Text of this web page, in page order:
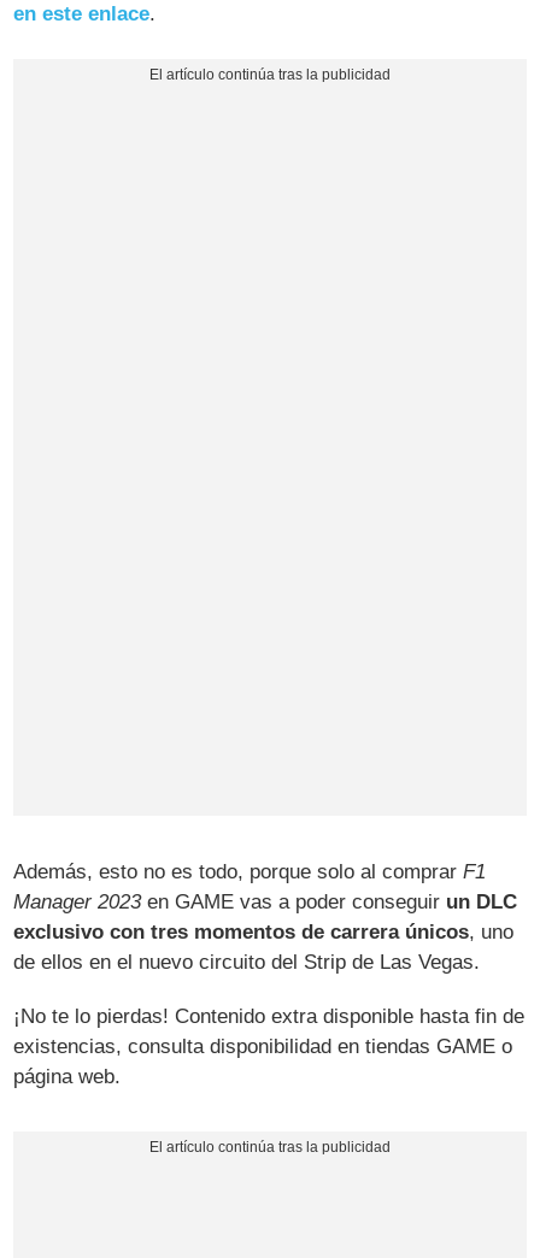
en este enlace.
Además, esto no es todo, porque solo al comprarF1
Manager 2023en GAME vas a poder conseguir un DLC
exclusivo con tres momentos de carrera únicos, uno
de ellos en el nuevo circuito del Strip de Las Vegas.
¡No te lo pierdas! Contenido extra disponible hasta fin de
existencias, consulta disponibilidad en tiendas GAME o
página web.